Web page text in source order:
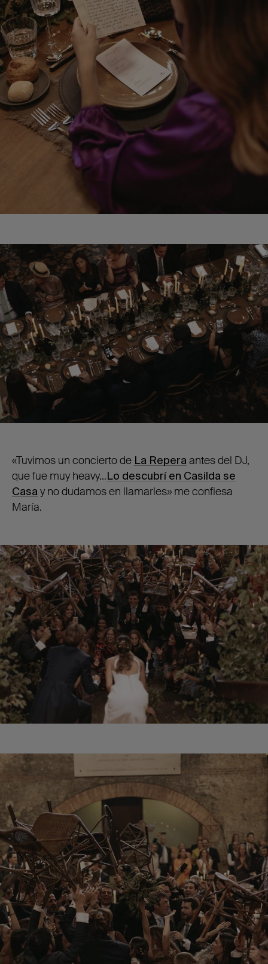
«Tuvimos un concierto de La Repera antes del DJ,
que fue muy heavy…Lo descubrí en Casilda se
Casa y no dudamos en llamarles» me confiesa
María.